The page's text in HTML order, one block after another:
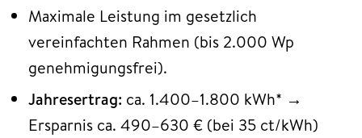
Maximale Leistung im gesetzlich
vereinfachten Rahmen (bis 2.000 Wp
genehmigungsfrei).
Jahresertrag: ca. 1.400–1.800 kWh* →
Ersparnis ca. 490–630 € (bei 35 ct/kWh)